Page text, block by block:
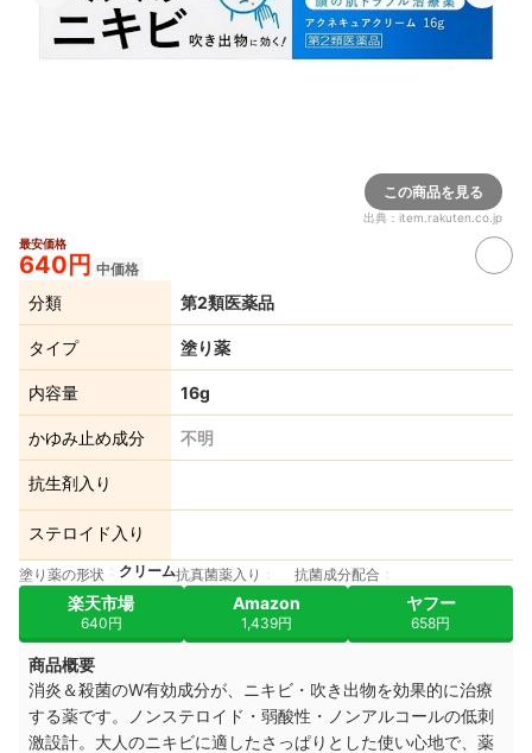
この商品を見る
出典： item.rakuten.co.jp
最安価格
640円 中価格
分類 第2類医薬品
タイプ 塗り薬
内容量 16g
かゆみ止め成分 不明
抗生剤入り
ステロイド入り
塗り薬の形状 クリーム抗真菌薬入り 抗菌成分配合
楽天市場
640円
Amazon
1,439円
ヤフー
658円
商品概要
消炎＆殺菌のW有効成分が、ニキビ・吹き出物を効果的に治療
する薬です。ノンステロイド・弱酸性・ノンアルコールの低刺
激設計。大人のニキビに適したさっぱりとした使い心地で、薬